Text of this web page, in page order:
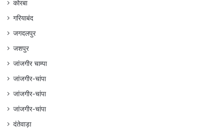
कोरबा
गरियाबंद
जगदलपुर
जशपुर
जांजगीर चाम्पा
जांजगीर-चांपा
जांजगीर-चांपा
जांजगीर-चांपा
दंतेवाड़ा